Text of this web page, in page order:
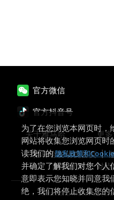
官方微信
官方抖音号
关于雅马哈
更
雅马哈发动机首页
隐私政策
站
©Yamaha Motor
为了在您浏览本网页时，
网站将收集您浏览网页
读我们的隐私政策和
并确定了解我们对您个人
意即表示您知晓并同意
绝，我们将停止收集您的